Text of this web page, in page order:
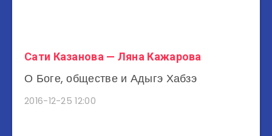
Сати Казанова — Ляна Кажарова
О Боге, обществе и Адыгэ Хабзэ
2016-12-25 12:00